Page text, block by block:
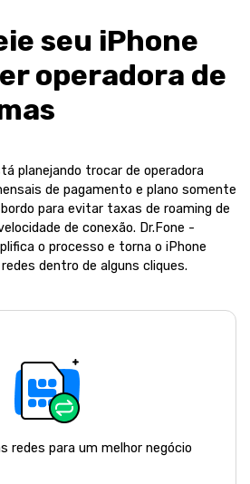
seu iPhone
operadora de
planejando trocar de operadora
de pagamento e plano somente
para evitar taxas de roaming de
de conexão. Dr.Fone -
o processo e torna o iPhone
dentro de alguns cliques.
redes para um melhor negócio